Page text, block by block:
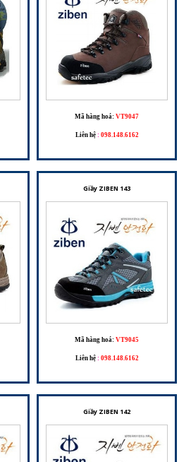
Mã hàng hoá: VT9047
Liên hệ : 098.148.6162
Giầy ZIBEN 143
Mã hàng hoá: VT9045
Liên hệ : 098.148.6162
Giầy ZIBEN 142